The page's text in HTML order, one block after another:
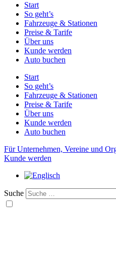
Start
So geht’s
Fahrzeuge & Stationen
Preise & Tarife
Über uns
Kunde werden
Auto buchen
Start
So geht’s
Fahrzeuge & Stationen
Preise & Tarife
Über uns
Kunde werden
Auto buchen
Für Unternehmen, Vereine und
Kunde werden
Suche